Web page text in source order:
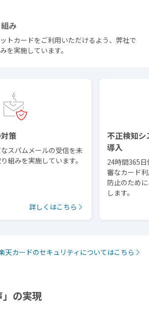
み
トカードをご利用いただけるよう、弊社で
を実施しています。
策
スパムメールの受信を未
組みを実施しています。
詳しくはこちら
不正検知シ
導入
24時間365
審なカード
防止のため
します。
天カードのセキュリティについてはこちら
」の実現